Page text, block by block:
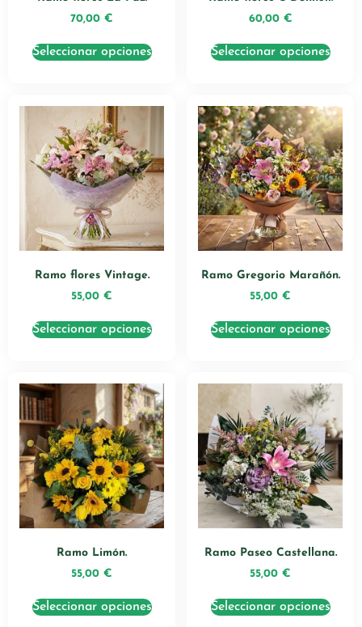
70,00 €
Seleccionar opciones
60,00 €
Seleccionar opciones
Ramo flores Vintage.
55,00 €
Seleccionar opciones
Ramo Gregorio Marañón.
55,00 €
Seleccionar opciones
Ramo Limón.
55,00 €
Seleccionar opciones
Ramo Paseo Castellana.
55,00 €
Seleccionar opciones